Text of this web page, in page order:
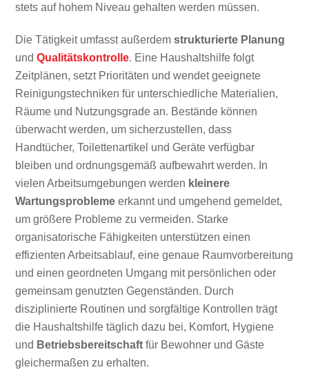
stets auf hohem Niveau gehalten werden müssen.
Die Tätigkeit umfasst außerdemstrukturierte Planung
undQualitätskontrolle. Eine Haushaltshilfe folgt
Zeitplänen, setzt Prioritäten und wendet geeignete
Reinigungstechniken für unterschiedliche Materialien,
Räume und Nutzungsgrade an. Bestände können
überwacht werden, um sicherzustellen, dass
Handtücher, Toilettenartikel und Geräte verfügbar
bleiben und ordnungsgemäß aufbewahrt werden. In
vielen Arbeitsumgebungen werden kleinere
Wartungsprobleme erkannt und umgehend gemeldet,
um größere Probleme zu vermeiden. Starke
organisatorische Fähigkeiten unterstützen einen
effizienten Arbeitsablauf, eine genaue Raumvorbereitung
und einen geordneten Umgang mit persönlichen oder
gemeinsam genutzten Gegenständen. Durch
disziplinierte Routinen und sorgfältige Kontrollen trägt
die Haushaltshilfe täglich dazu bei, Komfort, Hygiene
und Betriebsbereitschaft für Bewohner und Gäste
gleichermaßen zu erhalten.